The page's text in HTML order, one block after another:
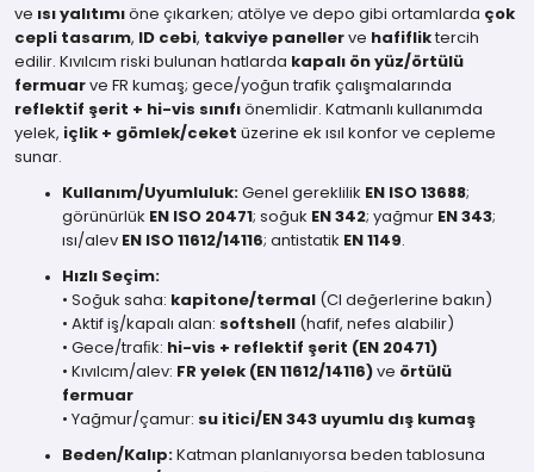
ve ısı yalıtımı öne çıkarken; atölye ve depo gibi ortamlarda çok
cepli tasarım, ID cebi, takviye paneller ve hafifliktercih
edilir. Kıvılcım riski bulunan hatlarda kapalı ön yüz/örtülü
fermuar ve FR kumaş; gece/yoğun trafik çalışmalarında
reflektif şerit + hi-vis sınıfı önemlidir. Katmanlı kullanımda
yelek, içlik + gömlek/ceket üzerine ek ısıl konfor ve cepleme
sunar.
Kullanım/Uyumluluk: Genel gereklilik EN ISO 13688;
görünürlük EN ISO 20471; soğuk EN 342; yağmur EN 343;
ısı/alev EN ISO 11612/14116; antistatik EN 1149
Hızlı Seçim:
• Soğuk saha: kapitone/termal (CI değerlerine bakın)
• Aktif iş/kapalı alan: softshell (hafif, nefes alabilir)
• Gece/traﬁk: hi-vis + reflektif şerit (EN 20471)
• Kıvılcım/alev: FR yelek (EN 11612/14116) ve örtülü
fermuar
• Yağmur/çamur: su itici/EN 343 uyumlu dış kumaş
Beden/Kalıp: Katman planlanıyorsa beden tablosuna